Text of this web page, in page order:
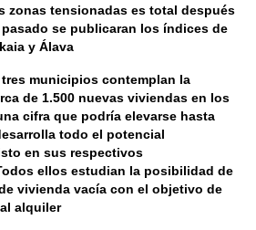
zonas tensionadas es total después
se publicaran los índices de
y Álava
municipios contemplan la
de 1.500 nuevas viviendas en los
cifra que podría elevarse hasta
todo el potencial
en sus respectivos
ellos estudian la posibilidad de
vivienda vacía con el objetivo de
alquiler